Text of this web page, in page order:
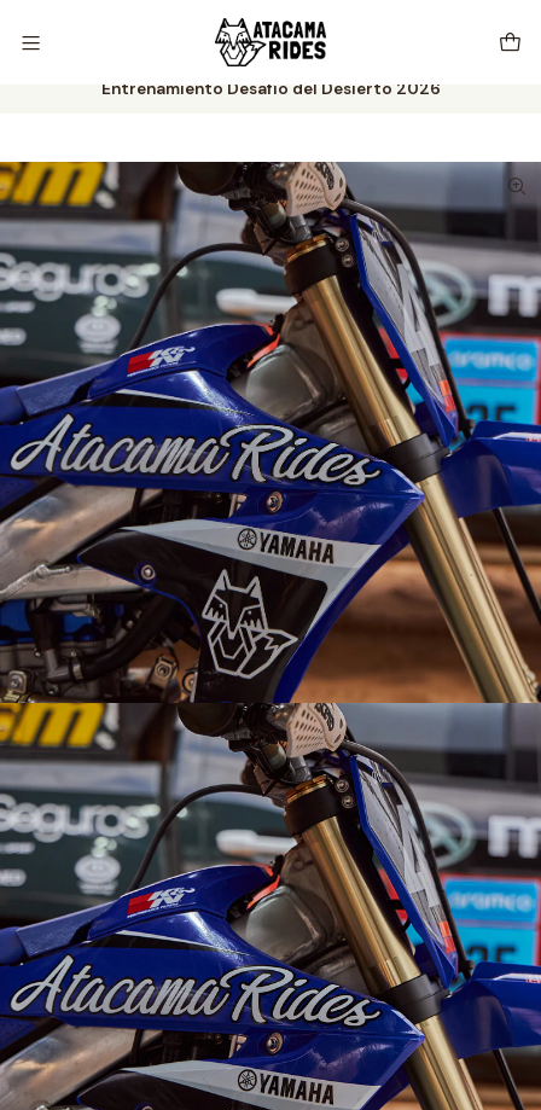
Vive tu próxima experiencia con Atacama Rides 🦊🌵🏜️🇨🇱
Experiencias
Entrenamiento Desafío del Desierto 2026